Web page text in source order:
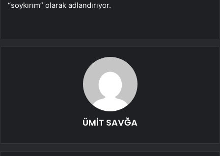
“soykırım” olarak adlandırıyor.
ÜMİT SAVĞA